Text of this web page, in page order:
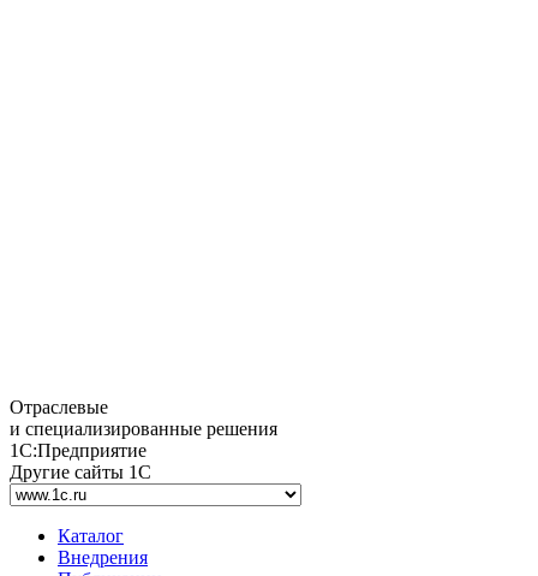
Отраслевые
и специализированные решения
1С:Предприятие
Другие сайты 1С
Каталог
Внедрения